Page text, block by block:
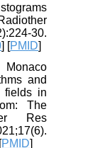
30.
] [PMID
and
fields in
The
Res
] [PMID